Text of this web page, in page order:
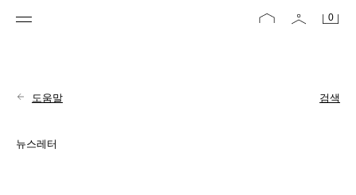
0
도움말 검색
뉴스레터